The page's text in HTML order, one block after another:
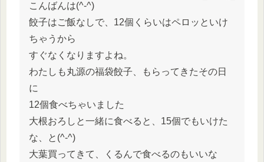
こんばんは(^-^)
餃子はご飯なしで、12個くらいはペロッといけ
ちゃうから
すぐなくなりますよね。
わたしも丸源の福袋餃子、もらってきたその日
に
12個食べちゃいました
大根おろしと一緒に食べると、15個でもいけた
な、と(^-^)
大葉買ってきて、くるんで食べるのもいいな